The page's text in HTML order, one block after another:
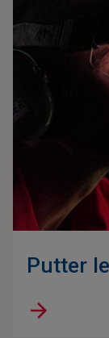
Putter